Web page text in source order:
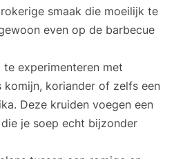
smaak die moeilijk te
even op de barbecue
te experimenteren met
komijn, koriander of zelfs een
Deze kruiden voegen een
je soep echt bijzonder